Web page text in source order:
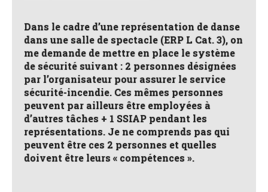
Dans le cadre d’une représentation de danse
dans une salle de spectacle (ERP L Cat. 3), on
me demande de mettre en place le système
de sécurité suivant : 2 personnes désignées
par l’organisateur pour assurer le service
sécurité-incendie. Ces mêmes personnes
peuvent par ailleurs être employées à
d’autres tâches + 1 SSIAP pendant les
représentations. Je ne comprends pas qui
peuvent être ces 2 personnes et quelles
doivent être leurs « compétences ».